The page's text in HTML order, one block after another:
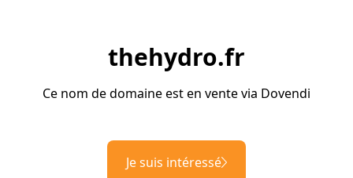
thehydro.fr
Ce nom de domaine est en vente via Dovendi
Je suis intéressé